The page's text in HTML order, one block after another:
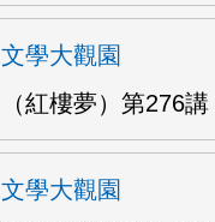
文學大觀園
（紅樓夢）第276講
文學大觀園